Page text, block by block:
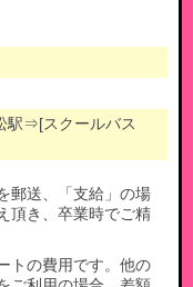
駅 ⇒[スクールバス
郵送、「支給」の場
頂き、卒業時でご精
トの費用です。他の